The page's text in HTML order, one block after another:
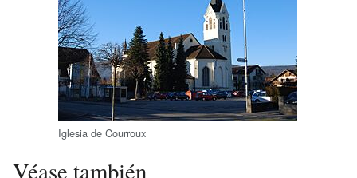
Iglesia de Courroux
Véase también